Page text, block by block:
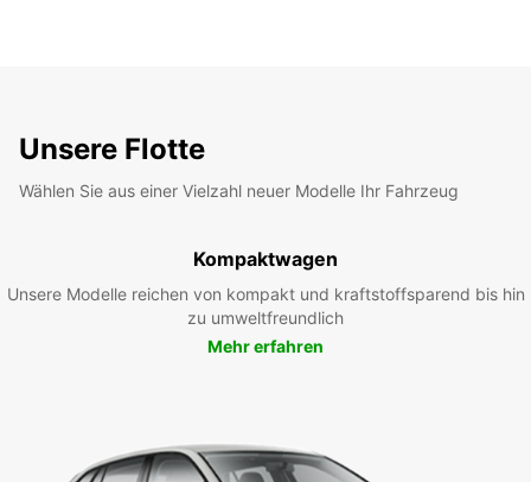
Unsere Flotte
Wählen Sie aus einer Vielzahl neuer Modelle Ihr Fahrzeug
Kompaktwagen
Unsere Modelle reichen von kompakt und kraftstoffsparend bis hin
zu umweltfreundlich
Mehr erfahren